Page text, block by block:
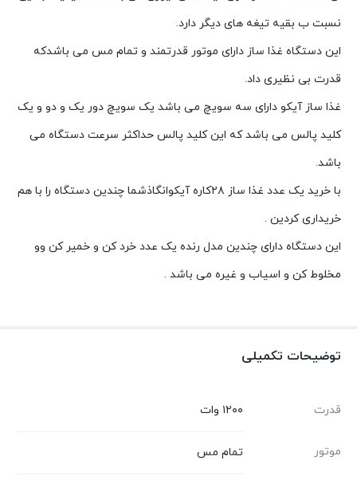
نسبت ب بقیه تیغه های دیگر دارد.
این دستگاه غذا ساز دارای موتور قدرتمند و تمام مس می باشدکه
قدرت بی نظیری داد.
غذا ساز آیکو دارای سه سویچ می باشد یک سویچ دور یک و دو و یک
کلید پالس می باشد که این کلید پالس حداکثر سرعت دستگاه می
باشد.
با خرید یک عدد غذا ساز ۲۸کاره آیکوانگاذشما چندین دستگاه را با هم
خریداری کردین .
این دستگاه دارای چندین مدل رنده یک عدد خرد کن و خمیر کن وو
مخلوط کن و اسیاب و غیره می باشد .
توضیحات تکمیلی
قدرت ۱۲۰۰ وات
موتور تمام مس